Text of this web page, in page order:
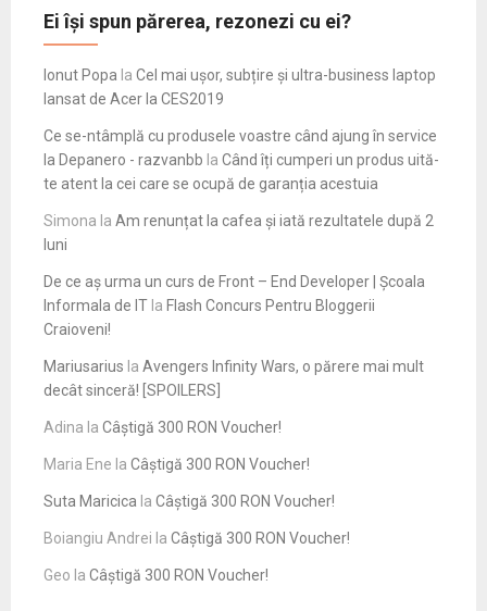
Ei își spun părerea, rezonezi cu ei?
Ionut Popa la Cel mai ușor, subțire și ultra-business laptop
lansat de Acer la CES2019
Ce se-ntâmplă cu produsele voastre când ajung în service
la Depanero - razvanbb la Când îți cumperi un produs uită-
te atent la cei care se ocupă de garanția acestuia
Simona la Am renunțat la cafea și iată rezultatele după 2
luni
De ce aș urma un curs de Front – End Developer | Școala
Informala de IT la Flash Concurs Pentru Bloggerii
Craioveni!
Mariusarius la Avengers Infinity Wars, o părere mai mult
decât sinceră! [SPOILERS]
Adina la Câștigă 300 RON Voucher!
Maria Ene la Câștigă 300 RON Voucher!
Suta Maricica la Câștigă 300 RON Voucher!
Boiangiu Andrei la Câștigă 300 RON Voucher!
Geo la Câștigă 300 RON Voucher!